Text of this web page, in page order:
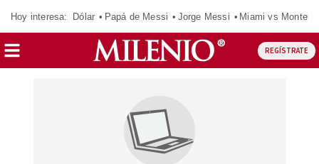
Hoy interesa: Dólar Papá de Messi Jorge Messi Miami vs
REGÍSTRATE